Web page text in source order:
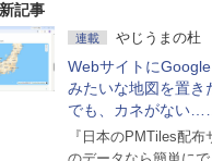
記事
連載 やじうまの杜
Webサイトに
みたいな地図を置き
でも、カネがない
な人に朗報！
『日本のPMTiles配布